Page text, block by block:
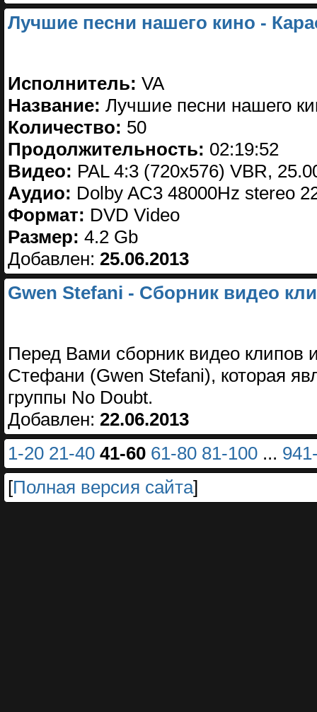
Лучшие песни нашего кино -
Исполнитель: VA
Название: Лучшие песни нашего
Количество: 50
Продолжительность: 02:19:52
Видео: PAL 4:3 (720x576) VBR,
Аудио: Dolby AC3 48000Hz stereo
Формат: DVD Video
Размер: 4.2 Gb
Добавлен: 25.06.2013
Gwen Stefani - Сборник видео
Перед Вами сборник видео клипов
Стефани (Gwen Stefani), которая
группы No Doubt.
Добавлен: 22.06.2013
1-20 21-40 41-60 61-80 81-100 ...
[Полная версия сайта]